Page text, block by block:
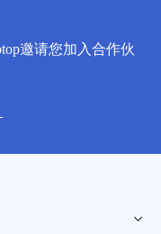
邀请您加入合作伙
